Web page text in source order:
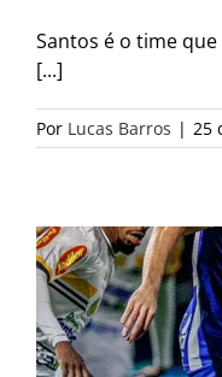
Santos é o time
[...]
Por Lucas Barros | 25